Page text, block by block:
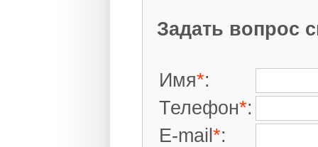
Используемые
Вакансии
Обратная связь
Часто задаваемые
Задать вопрос
Имя*:
Телефон*:
E-mail *: